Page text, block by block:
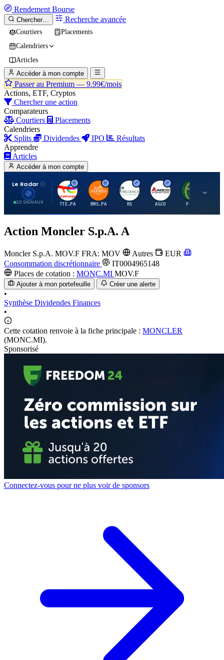
Rendement Bourse
Chercher… Recherche avancée
Courtiers
Placements
Calendriers
Articles
Accéder à mon compte
Passer au Premium — 9.99€/mois
Actions, ETF, Cryptos
Chercher une action
Comparateurs
Courtiers
Placements
Calendriers
Splits
Dividendes IPO
Résultats
Apprendre
Articles
Accéder à mon compte
Le Radar
20 SIGNAUX
T
TTE.PA
H
RMS.PA
R
RS
A
AGCO FCFS
Action Moncler S.p.A. A
Moncler S.p.A. MOV.F FRA: MOV Autres
EUR
Consommation discrétionnaire
IT0004965148
Places de cotation : MONC.MI MOV.F
Ajouter à mon portefeuille Créer une alerte
•
Synthèse Dividendes Finances
•
Cette cotation renvoie à la fiche principale : MONCLER
(MONC.MI).
Sponsorisé
Connectez-vous pour ne plus voir de sponsors